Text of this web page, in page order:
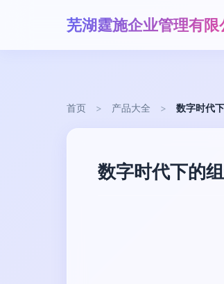
芜湖霆施企业管理有限
首页 > 产品大全 > 数字时代
数字时代下的